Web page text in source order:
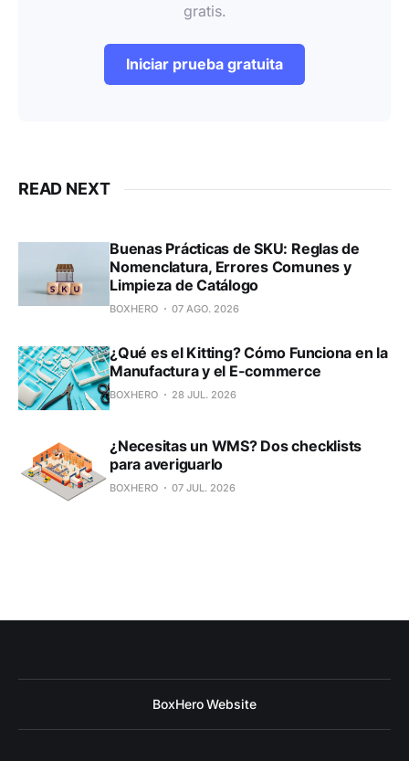
gratis.
Iniciar prueba gratuita
READ NEXT
Buenas Prácticas de SKU: Reglas de
Nomenclatura, Errores Comunes y
Limpieza de Catálogo
BOXHERO 07 AGO. 2026
¿Qué es el Kitting? Cómo Funciona en la
Manufactura y el E-commerce
BOXHERO 28 JUL. 2026
¿Necesitas un WMS? Dos checklists
para averiguarlo
BOXHERO 07 JUL. 2026
BoxHero Website